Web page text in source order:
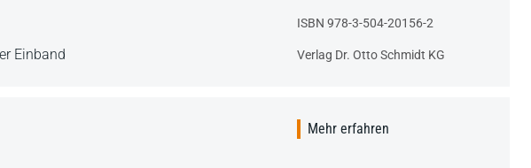
Einband
ISBN 978-3-504-20156-2
Verlag Dr. Otto Schmidt KG
Mehr erfahren